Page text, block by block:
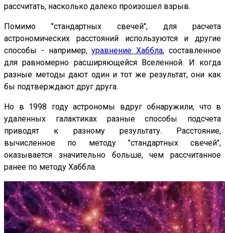
рассчитать, насколько далеко произошел взрыв.
Помимо "стандартных свечей", для расчета
астрономических расстояний используются и другие
способы - например,уравнение Хаббла, составленное
для равномерно расширяющейся Вселенной. И когда
разные методы дают один и тот же результат, они как
бы подтверждают друг друга.
Но в 1998 году астрономы вдруг обнаружили, что в
удаленных галактиках разные способы подсчета
приводят к разному результату. Расстояние,
вычисленное по методу "стандартных свечей",
оказывается значительно больше, чем рассчитанное
ранее по методу Хаббла.